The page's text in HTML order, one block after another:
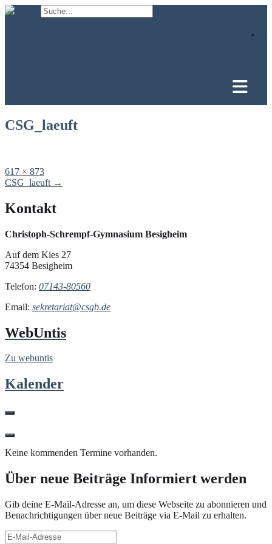
Skip
CSG_laeuft
Full
size
617 × 873
Post
CSG_laeuft →
Kontakt
Christoph-Schrempf-Gymnasium Besigheim
Auf dem Kies 27
74354 Besigheim
Telefon: 07143-80560
Email: sekretariat@csgb.de
WebUntis
Zu webuntis
Kalender
Keine kommenden Termine vorhanden.
Über neue Beiträge Informiert werden
Gib deine E-Mail-Adresse an, um diese Webseite zu abonnieren und
Benachrichtigungen über neue Beiträge via E-Mail zu erhalten.
E-